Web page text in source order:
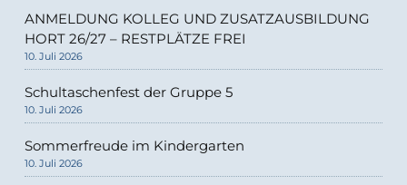
ANMELDUNG KOLLEG UND ZUSATZAUSBILDUNG
HORT 26/27 – RESTPLÄTZE FREI
10. Juli 2026
Schultaschenfest der Gruppe 5
10. Juli 2026
Sommerfreude im Kindergarten
10. Juli 2026